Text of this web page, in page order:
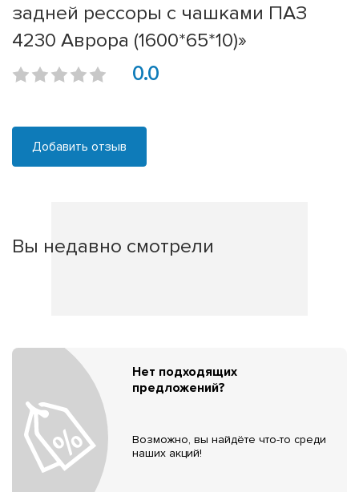
задней рессоры с чашками ПАЗ
4230 Аврора (1600*65*10)»
0.0
Добавить отзыв
Вы недавно смотрели
Нет подходящих
предложений?
Возможно, вы найдёте что-то среди
наших акций!